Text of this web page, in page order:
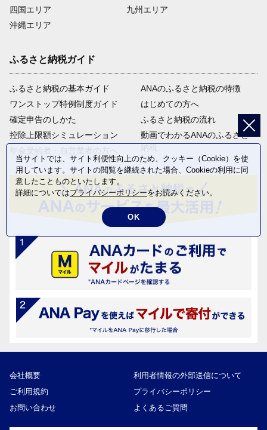
四国エリア
沖縄エリア
九州エリア
ふるさと納税ガイド
ふるさと納税の基本ガイド
ワンストップ特例制度ガイド
確定申告のしかた
控除上限額シミュレーション
ANAのふるさと納税の特徴
はじめての方へ
ふるさと納税の流れ
動画でわかるANAのふるさと
会社概要
利用者情報の外部送信について
ご利用規約
プライバシーポリシー
お問い合わせ
よくあるご質問
当サイトでは、サイト利便性向上のため、クッキー（Cookie）を使
用しています。サイトの閲覧を継続された場合、Cookieの利用に同
意したことものといたします。
詳細についてはプライバシーポリシーをお読みください。
OK